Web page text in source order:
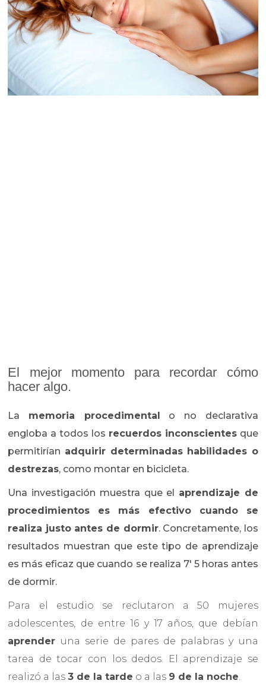
El mejor momento para recordar cómo
hacer algo.
La memoria procedimental
o no declarativa
engloba a todos los recuerdos inconscientesque
permitirían adquirir determinadas habilidades o
destrezas, como montar en bicicleta.
Una investigación muestra que el aprendizaje de
procedimientos es más efectivo cuando se
realiza justo antes de dormir. Concretamente, los
resultados muestran que este tipo de aprendizaje
es más eficaz que cuando se realiza 7′ 5 horas antes
de dormir.
Para el estudio se reclutaron a 50 mujeres
adolescentes, de entre 16 y 17 años, que debían
aprender una serie de pares de palabras y una
tarea de tocar con los dedos. El aprendizaje se
realizó a las3 de la tarde o a las 9 de la noche.